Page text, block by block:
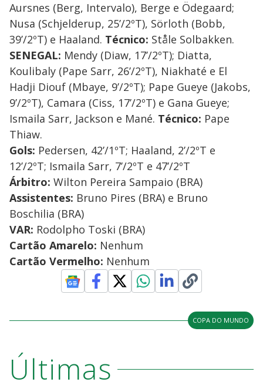
Aursnes (Berg, Intervalo), Berge e Ödegaard;
Nusa (Schjelderup, 25’/2ºT), Sörloth (Bobb,
39’/2ºT) e Haaland. Técnico: Ståle Solbakken.
SENEGAL: Mendy (Diaw, 17’/2ºT); Diatta,
Koulibaly (Pape Sarr, 26’/2ºT), Niakhaté e El
Hadji Diouf (Mbaye, 9’/2ºT); Pape Gueye (Jakobs,
9’/2ºT), Camara (Ciss, 17’/2ºT) e Gana Gueye;
Ismaila Sarr, Jackson e Mané. Técnico: Pape
Thiaw.
Gols: Pedersen, 42’/1ºT; Haaland, 2’/2ºT e
12’/2ºT; Ismaila Sarr, 7’/2ºT e 47’/2ºT
Árbitro: Wilton Pereira Sampaio (BRA)
Assistentes: Bruno Pires (BRA) e Bruno
Boschilia (BRA)
VAR: Rodolpho Toski (BRA)
Cartão Amarelo: Nenhum
Cartão Vermelho: Nenhum
COPA DO MUNDO
Últimas